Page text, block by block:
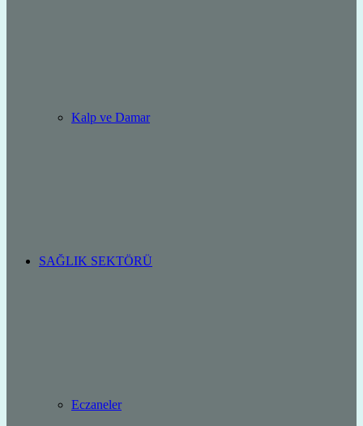
Kalp ve Damar
SAĞLIK SEKTÖRÜ
Eczaneler